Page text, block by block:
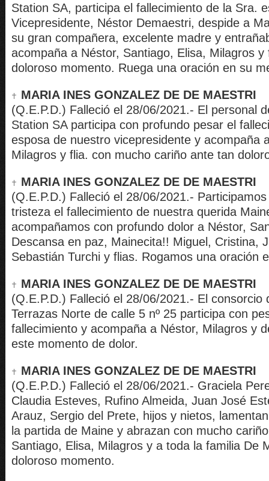
Station SA, participa el fallecimiento de la Sra.
Vicepresidente, Néstor Demaestri, despide a
su gran compañera, excelente madre y
acompaña a Néstor, Santiago, Elisa, Milagros y
doloroso momento. Ruega una oración en su
MARIA INES GONZALEZ DE DE MAESTRI
(Q.E.P.D.) Falleció el 28/06/2021.- El personal
Station SA participa con profundo pesar el
esposa de nuestro vicepresidente y acompaña
Milagros y flia. con mucho cariño ante tan
MARIA INES GONZALEZ DE DE MAESTRI
(Q.E.P.D.) Falleció el 28/06/2021.-
tristeza el fallecimiento de nuestra querida
acompañamos con profundo dolor a Néstor,
Descansa en paz, Mainecita!! Miguel, Cristina,
Sebastián Turchi y flias. Rogamos una oración
MARIA INES GONZALEZ DE DE MAESTRI
(Q.E.P.D.) Falleció el 28/06/2021.- El consorcio
Terrazas Norte de calle 5 nº 25 participa con
fallecimiento y acompaña a Néstor, Milagros y
este momento de dolor.
MARIA INES GONZALEZ DE DE MAESTRI
(Q.E.P.D.) Falleció el 28/06/2021.- Graciela
Claudia Esteves, Rufino Almeida, Juan José
Arauz, Sergio del Prete, hijos y nietos,
la partida de Maine y abrazan con mucho
Santiago, Elisa, Milagros y a toda la familia De
doloroso momento.